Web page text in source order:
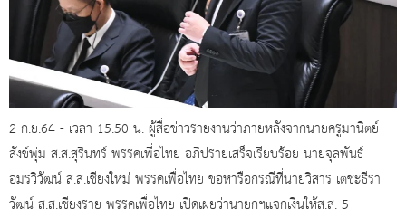
2 ก.ย.64 - เวลา 15.50 น. ผู้สื่อข่าวรายงานว่าภายหลังจากนายครูมานิตย์
สังข์พุ่ม ส.ส.สุรินทร์ พรรคเพื่อไทย อภิปรายเสร็จเรียบร้อย นายจุลพันธ์
อมรวิวัฒน์ ส.ส.เชียงใหม่ พรรคเพื่อไทย ขอหารือกรณีที่นายวิสาร เตชะธีรา
วัฒน์ ส.ส.เชียงราย พรรคเพื่อไทย เปิดเผยว่านายกฯแจกเงินให้ส.ส. 5